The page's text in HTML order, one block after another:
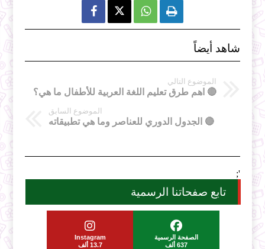
  
شاهد أيضاً
الموضوع التالي
🔴 اهم طرق تعليم اللغة العربية للأطفال ما هي؟
الموضوع السابق
🔴 الجدول الدوري للعناصر وما هي تطبيقاته
';
تابع صفحاتنا الرسمية
الصفحة الرسمية
637 ألف
Instagram
13.7 ألف